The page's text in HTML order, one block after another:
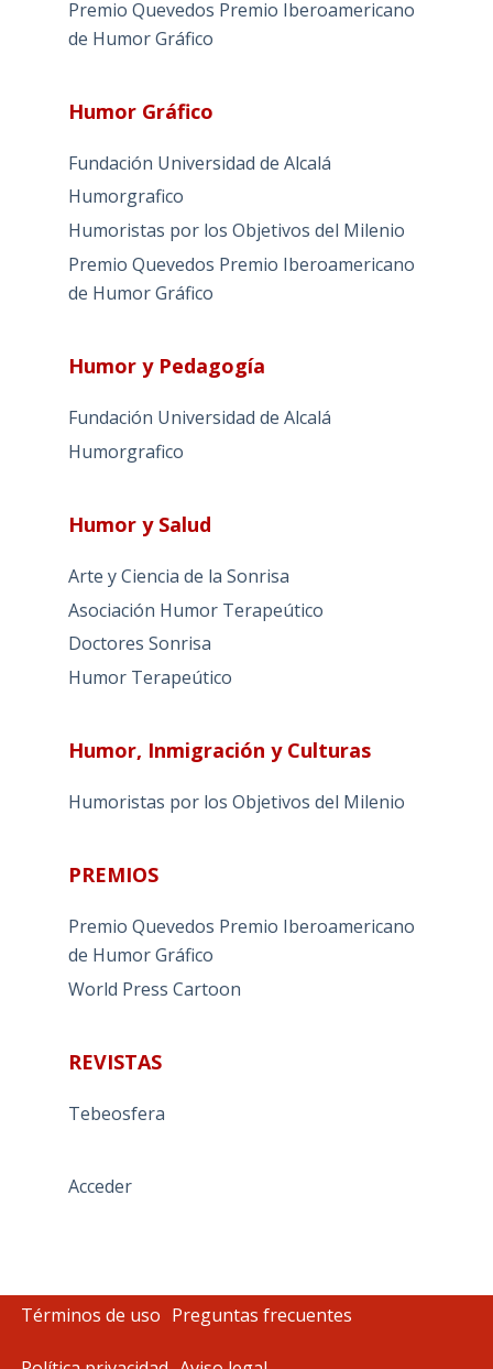
Premio Quevedos Premio Iberoamericano
de Humor Gráfico
Humor Gráfico
Fundación Universidad de Alcalá
Humorgrafico
Humoristas por los Objetivos del Milenio
Premio Quevedos Premio Iberoamericano
de Humor Gráfico
Humor y Pedagogía
Fundación Universidad de Alcalá
Humorgrafico
Humor y Salud
Arte y Ciencia de la Sonrisa
Asociación Humor Terapeútico
Doctores Sonrisa
Humor Terapeútico
Humor, Inmigración y Culturas
Humoristas por los Objetivos del Milenio
PREMIOS
Premio Quevedos Premio Iberoamericano
de Humor Gráfico
World Press Cartoon
REVISTAS
Tebeosfera
Acceder
Términos de uso Preguntas frecuentes